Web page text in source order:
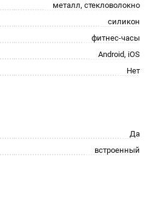
металл, стекловолокно
силикон
фитнес-часы
Android, iOS
Нет
Да
встроенный